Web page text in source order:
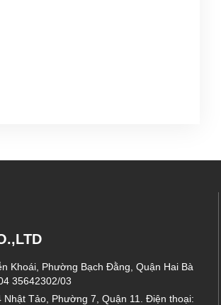
Khoái, Phường Bạch Đằng, Quận Hai Bà
35642302/03
Nhật Tảo, Phường 7, Quận 11. Điện thoại: